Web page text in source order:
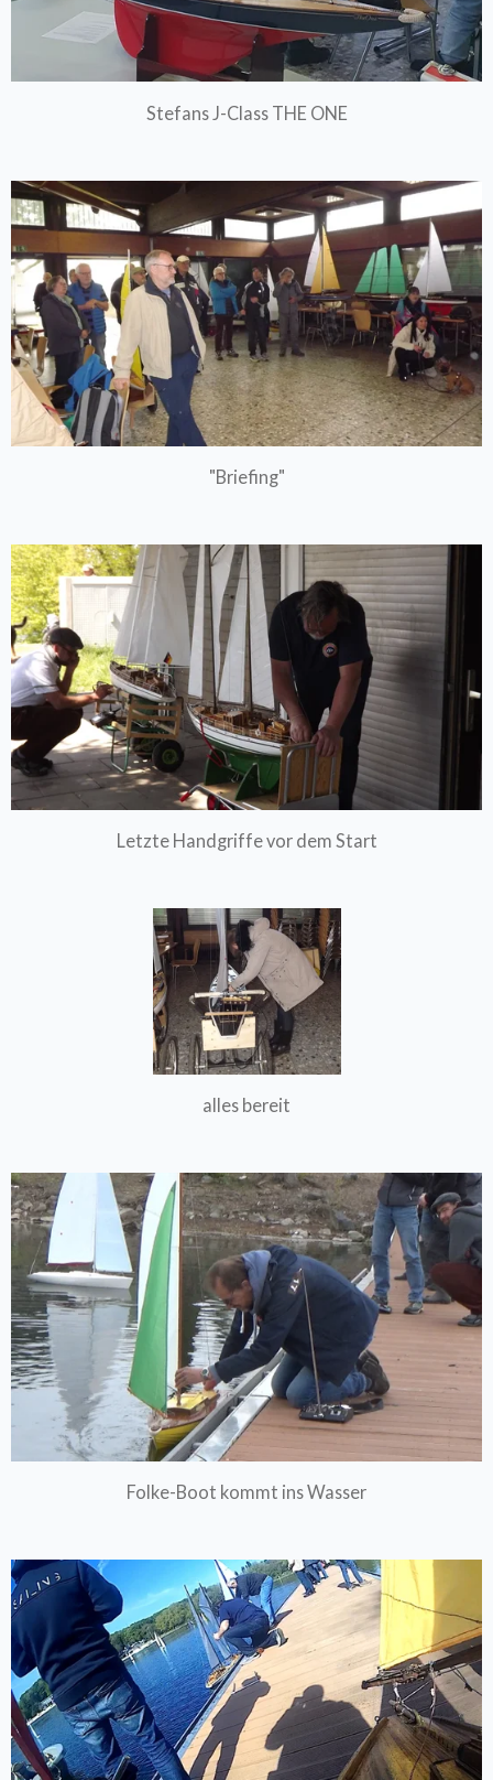
Stefans J-Class THE ONE
"Briefing"
Letzte Handgriffe vor dem Start
alles bereit
Folke-Boot kommt ins Wasser